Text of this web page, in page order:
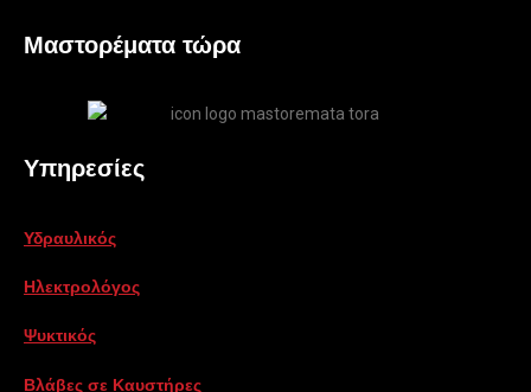
Μαστορέματα τώρα
Υπηρεσίες
Υδραυλικός
Ηλεκτρολόγος
Ψυκτικός
Βλάβες σε Καυστήρες